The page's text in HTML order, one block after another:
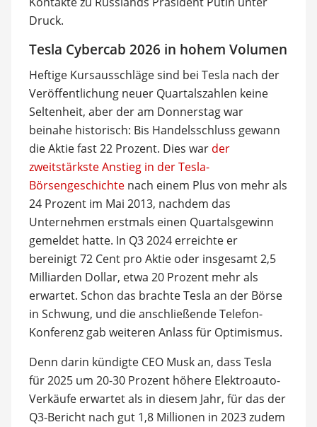
Druck.
Tesla Cybercab 2026 in hohem Volumen
Heftige Kursausschläge sind bei Tesla nach der
Veröffentlichung neuer Quartalszahlen keine
Seltenheit, aber der am Donnerstag war
beinahe historisch: Bis Handelsschluss gewann
die Aktie fast 22 Prozent. Dies war der
zweitstärkste Anstieg in der Tesla-
Börsengeschichtenach einem Plus von mehr als
24 Prozent im Mai 2013, nachdem das
Unternehmen erstmals einen Quartalsgewinn
gemeldet hatte. In Q3 2024 erreichte er
bereinigt 72 Cent pro Aktie oder insgesamt 2,5
Milliarden Dollar, etwa 20 Prozent mehr als
erwartet. Schon das brachte Tesla an der Börse
in Schwung, und die anschließende Telefon-
Konferenz gab weiteren Anlass für Optimismus.
Denn darin kündigte CEO Musk an, dass Tesla
für 2025 um 20-30 Prozent höhere Elektroauto-
Verkäufe erwartet als in diesem Jahr, für das der
Q3-Bericht nach gut 1,8 Millionen in 2023 zudem